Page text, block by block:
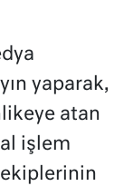
yaparak,
atan
işlem
ekiplerinin